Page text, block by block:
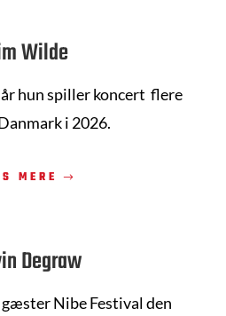
Wilde
hun spiller koncert flere
i 2026.
MERE
Degraw
Nibe Festivalden